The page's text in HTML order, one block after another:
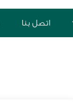
اتصل بنا